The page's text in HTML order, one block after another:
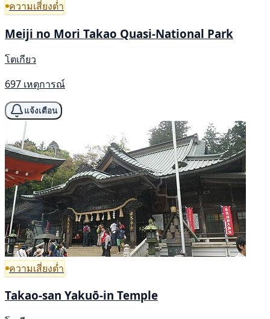
ความเสี่ยงต่ำ
Meiji no Mori Takao Quasi-National Park
โตเกียว
697 เหตุการณ์
แจ้งเตือน
ความเสี่ยงต่ำ
Takao-san Yakuō-in Temple